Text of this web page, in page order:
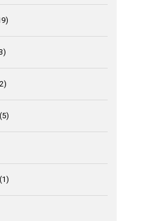
(5)
(1)